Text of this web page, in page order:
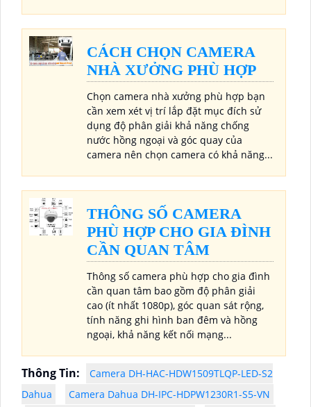
CÁCH CHỌN CAMERA
NHÀ XƯỞNG PHÙ HỢP
Chọn camera nhà xưởng phù hợp bạn
cần xem xét vị trí lắp đặt mục đích sử
dụng độ phân giải khả năng chống
nước hồng ngoại và góc quay của
camera nên chọn camera có khả năng...
THÔNG SỐ CAMERA
PHÙ HỢP CHO GIA ĐÌNH
CẦN QUAN TÂM
Thông số camera phù hợp cho gia đình
cần quan tâm bao gồm độ phân giải
cao (ít nhất 1080p), góc quan sát rộng,
tính năng ghi hình ban đêm và hồng
ngoại, khả năng kết nối mạng...
Thông Tin:
Camera DH-HAC-HDW1509TLQP-LED-S2
Dahua
Camera Dahua DH-IPC-HDPW1230R1-S5-VN